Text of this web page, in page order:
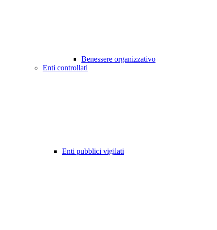
Benessere organizzativo
Enti controllati
Enti pubblici vigilati